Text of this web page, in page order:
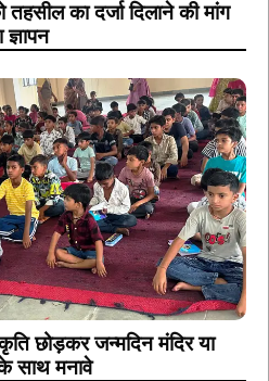
का दर्जा दिलाने की मांग
छोड़कर जन्मदिन मंदिर या
साथ मनावे